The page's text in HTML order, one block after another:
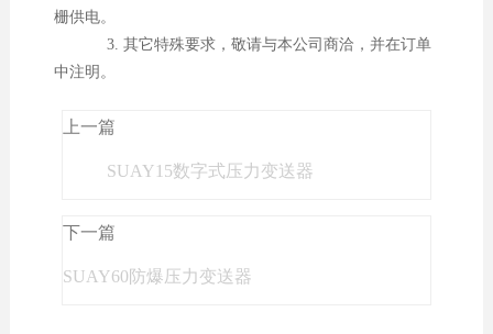
栅供电。
3. 其它特殊要求，敬请与本公司商洽，并在订单
中注明。
上一篇
SUAY15数字式压力变送器
下一篇
SUAY60防爆压力变送器